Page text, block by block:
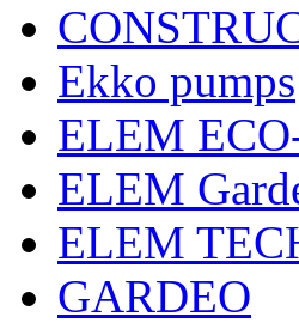
Ekko pumps
ELEM
ELEM
ELEM
GARDEO